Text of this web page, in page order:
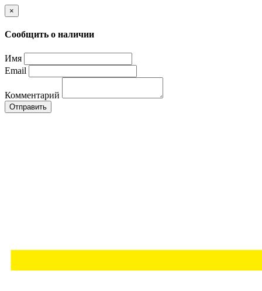
×
Сообщить о наличии
Имя
Email
Комментарий
Отправить